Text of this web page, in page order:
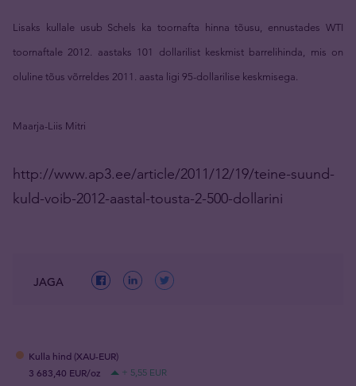
Lisaks kullale usub Schels ka toornafta hinna tõusu, ennustades WTI
toornaftale 2012. aastaks 101 dollarilist keskmist barrelihinda, mis on
oluline tõus võrreldes 2011. aasta ligi 95-dollarilise keskmisega.
Maarja-Liis Mitri
http://www.ap3.ee/article/2011/12/19/teine-suund-
kuld-voib-2012-aastal-tousta-2-500-dollarini
JAGA
Kulla hind (XAU-EUR)
3 683,40 EUR/oz
+ 5,55 EUR